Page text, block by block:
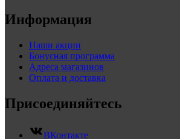
Информация
Наши акции
Бонусная программа
Адреса магазинов
Оплата и доставка
Присоединяйтесь
ВКонтакте